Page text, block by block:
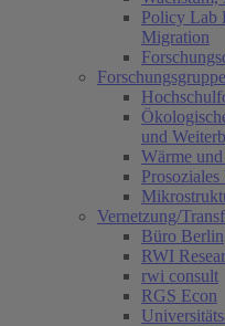
Policy Lab
Migration
und
Wärme
Prosoziales
Vernetzung/
Büro Berlin
RWI
rwi consult
RGS Econ